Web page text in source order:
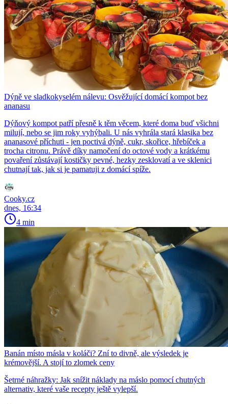
Dýně ve sladkokyselém nálevu: Osvěžující domácí kompot bez
ananasu
Dýňový kompot patří přesně k těm věcem, které doma buď všichni
milují, nebo se jim roky vyhýbali. U nás vyhrála stará klasika bez
ananasové příchuti - jen poctivá dýně, cukr, skořice, hřebíček a
trocha citronu. Právě díky namočení do octové vody a krátkému
povaření zůstávají kostičky pevné, hezky zesklovatí a ve sklenici
chutnají tak, jak si je pamatuji z domácí spíže.
Cooky.cz
dnes, 16:34
4 min
Banán místo másla v koláči? Zní to divně, ale výsledek je
krémovější. A stojí to zlomek ceny
Šetrné náhražky: Jak snížit náklady na máslo pomocí chutných
alternativ, které vaše recepty ještě vylepší.